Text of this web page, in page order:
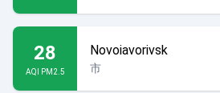
28
AQI PM2.5
Novoiavorivsk
市